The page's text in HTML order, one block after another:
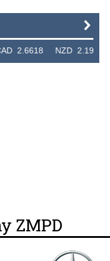
2.6618 NZD
ZMPD